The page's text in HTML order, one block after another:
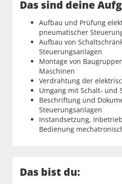
Das sind deine
Aufbau und Prüfung
pneumatischer
Aufbau von
Steuerungsanlagen
Montage von
Maschinen
Verdrahtung der
Umgang mit Schalt- und
Beschriftung und
Steuerungsanlagen
Instandsetzung,
Bedienung
Das bist du: